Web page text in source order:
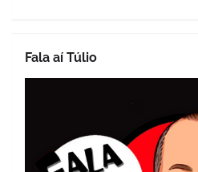
Fala aí Túlio